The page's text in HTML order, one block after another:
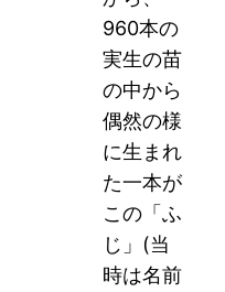
960本の
実生の苗
の中から
偶然の様
に生まれ
た一本が
この「ふ
じ」(当
時は名前